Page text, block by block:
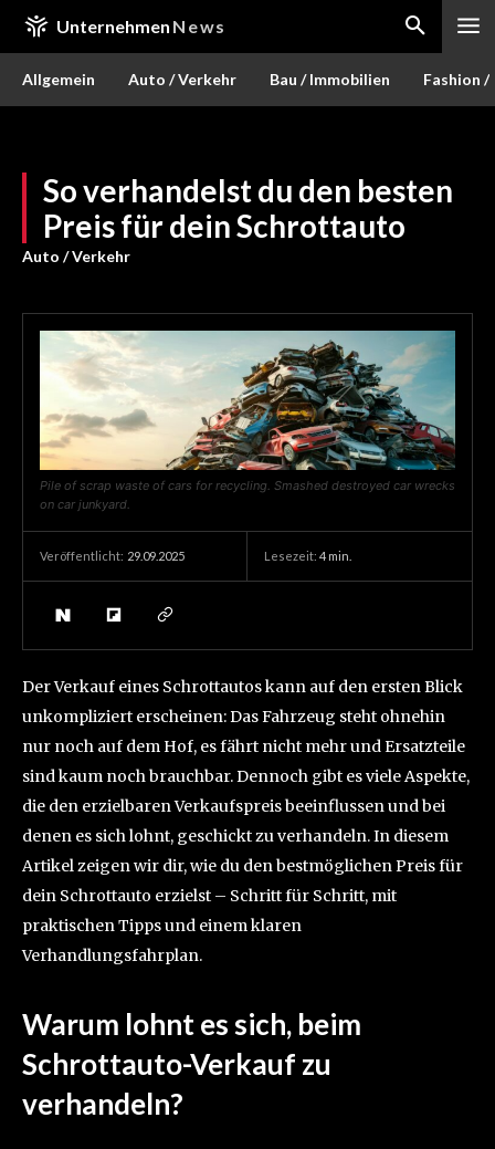
Unternehmen News
Allgemein Auto / Verkehr Bau / Immobilien Fashion /
So verhandelst du den besten
Preis für dein Schrottauto
Auto / Verkehr
Pile of scrap waste of cars for recycling. Smashed destroyed car wrecks
on car junkyard.
Veröffentlicht: 29.09.2025 Lesezeit: 4 min.
Der Verkauf eines Schrottautos kann auf den ersten Blick
unkompliziert erscheinen: Das Fahrzeug steht ohnehin
nur noch auf dem Hof, es fährt nicht mehr und Ersatzteile
sind kaum noch brauchbar. Dennoch gibt es viele Aspekte,
die den erzielbaren Verkaufspreis beeinflussen und bei
denen es sich lohnt, geschickt zu verhandeln. In diesem
Artikel zeigen wir dir, wie du den bestmöglichen Preis für
dein Schrottauto erzielst – Schritt für Schritt, mit
praktischen Tipps und einem klaren
Verhandlungsfahrplan.
Warum lohnt es sich, beim
Schrottauto-Verkauf zu
verhandeln?